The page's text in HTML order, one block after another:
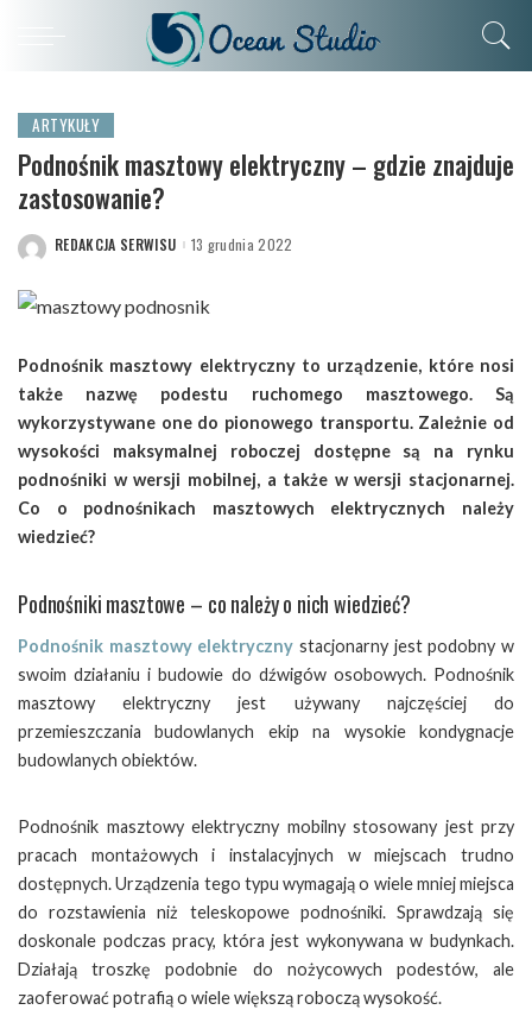
ARTYKUŁY
Podnośnik masztowy elektryczny – gdzie znajduje
zastosowanie?
POSTED
REDAKCJA SERWISU 13 grudnia 2022
Podnośnik masztowy elektryczny to urządzenie, które nosi
także nazwę podestu ruchomego masztowego. Są
wykorzystywane one do pionowego transportu. Zależnie od
wysokości maksymalnej roboczej dostępne są na rynku
podnośniki w wersji mobilnej, a także w wersji stacjonarnej.
Co o podnośnikach masztowych elektrycznych należy
wiedzieć?
Podnośniki masztowe – co należy o nich wiedzieć?
Podnośnik masztowy elektryczny stacjonarny jest podobny w
swoim działaniu i budowie do dźwigów osobowych. Podnośnik
masztowy elektryczny jest używany najczęściej do
przemieszczania budowlanych ekip na wysokie kondygnacje
budowlanych obiektów.
Podnośnik masztowy elektryczny mobilny stosowany jest przy
pracach montażowych i instalacyjnych w miejscach trudno
dostępnych. Urządzenia tego typu wymagają o wiele mniej miejsca
do rozstawienia niż teleskopowe podnośniki. Sprawdzają się
doskonale podczas pracy, która jest wykonywana w budynkach.
Działają troszkę podobnie do nożycowych podestów, ale
zaoferować potrafią o wiele większą roboczą wysokość.